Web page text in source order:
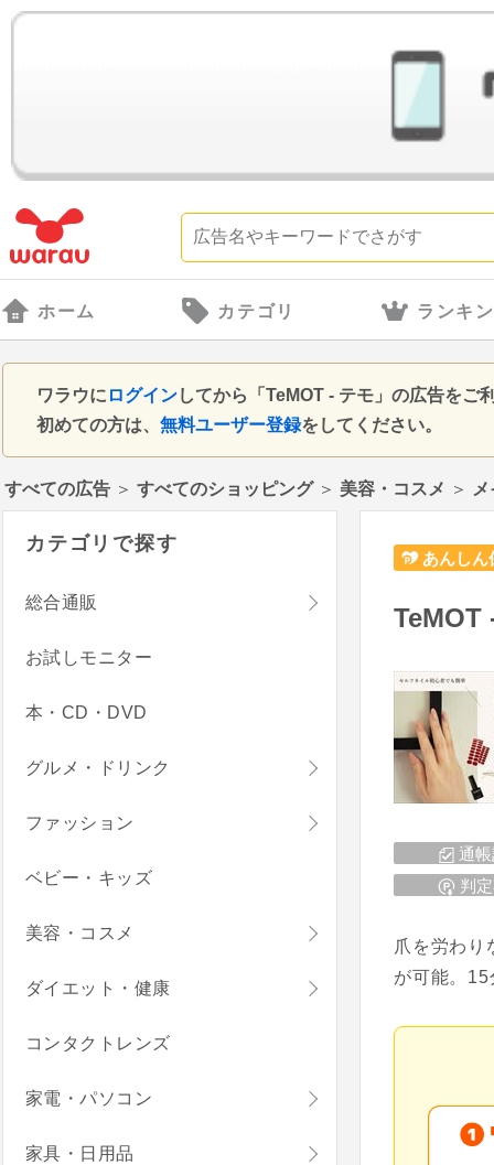
ホーム カテゴリ ランキ
ワラウに ログインしてから「TeMOT - テモ」の広告をご
初めての方は、 無料ユーザー登録をしてください。
すべての広告 ＞ すべてのショッピング＞ 美容・コスメ ＞ メ
あんしん
TeMOT
通
判
爪を労わり
が可能。
カテゴリで探す
総合通販
お試しモニター
本・CD・DVD
グルメ・ドリンク
ファッション
ベビー・キッズ
美容・コスメ
ダイエット・健康
コンタクトレンズ
家電・パソコン
家具・日用品